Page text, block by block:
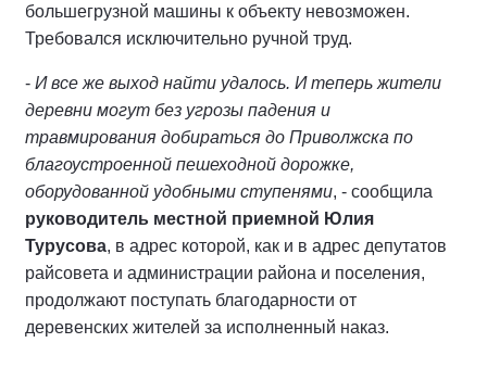
большегрузной машины к объекту невозможен.
Требовался исключительно ручной труд.
- И все же выход найти удалось. И теперь жители
деревни могут без угрозы падения и
травмирования добираться до Приволжска по
благоустроенной пешеходной дорожке,
оборудованной удобными ступенями, - сообщила
руководитель местной приемной Юлия
Турусова, в адрес которой, как и в адрес депутатов
райсовета и администрации района и поселения,
продолжают поступать благодарности от
деревенских жителей за исполненный наказ.